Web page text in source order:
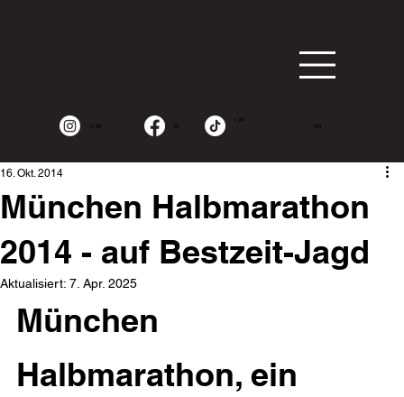
15.2K 2K
1.9K
490
München Halbmarathon
2014 - auf Bestzeit-Jagd
16. Okt. 2014
Aktualisiert: 7. Apr. 2025
München
Halbmarathon, ein